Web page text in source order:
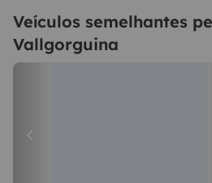
Veículos semelhantes
Vallgorguina